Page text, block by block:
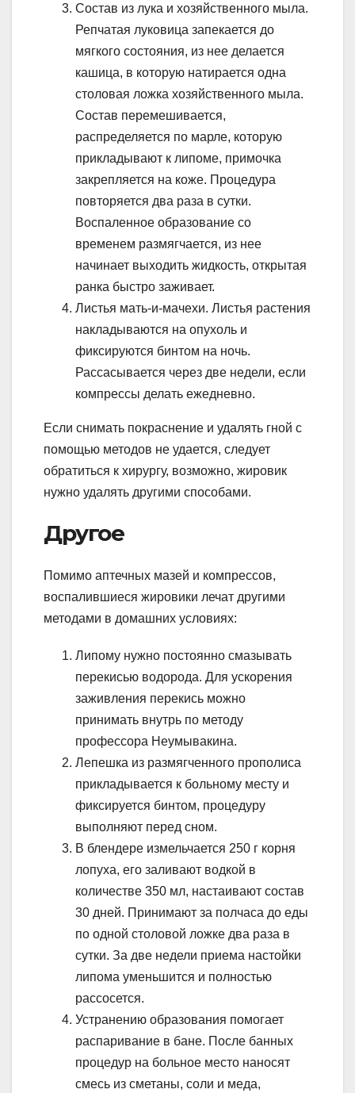
Состав из лука и хозяйственного мыла.
Репчатая луковица запекается до
мягкого состояния, из нее делается
кашица, в которую натирается одна
столовая ложка хозяйственного мыла.
Состав перемешивается,
распределяется по марле, которую
прикладывают к липоме, примочка
закрепляется на коже. Процедура
повторяется два раза в сутки.
Воспаленное образование со
временем размягчается, из нее
начинает выходить жидкость, открытая
ранка быстро заживает.
Листья мать-и-мачехи. Листья растения
накладываются на опухоль и
фиксируются бинтом на ночь.
Рассасывается через две недели, если
компрессы делать ежедневно.
Если снимать покраснение и удалять гной с
помощью методов не удается, следует
обратиться к хирургу, возможно, жировик
нужно удалять другими способами.
Другое
Помимо аптечных мазей и компрессов,
воспалившиеся жировики лечат другими
методами в домашних условиях:
Липому нужно постоянно смазывать
перекисью водорода. Для ускорения
заживления перекись можно
принимать внутрь по методу
профессора Неумывакина.
Лепешка из размягченного прополиса
прикладывается к больному месту и
фиксируется бинтом, процедуру
выполняют перед сном.
В блендере измельчается 250 г корня
лопуха, его заливают водкой в
количестве 350 мл, настаивают состав
30 дней. Принимают за полчаса до еды
по одной столовой ложке два раза в
сутки. За две недели приема настойки
липома уменьшится и полностью
рассосется.
Устранению образования помогает
распаривание в бане. После банных
процедур на больное место наносят
смесь из сметаны, соли и меда,